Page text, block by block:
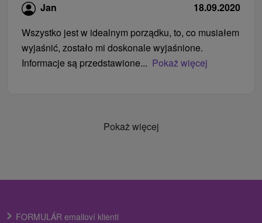
Jan
18.09.2020
Wszystko jest w idealnym porządku, to, co musiałem
wyjaśnić, zostało mi doskonale wyjaśnione.
Informacje są przedstawione... Pokaż więcej
Pokaż więcej
FORMULÁR emailoví klienti